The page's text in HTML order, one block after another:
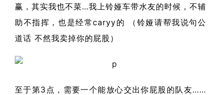
赢，其实我也不菜…我上铃娅车带水友的时候，不辅
助不指挥，也是经常caryy的 （铃娅请帮我说句公
道话 不然我卖掉你的屁股）
至于第3点，需要一个能放心交出你屁股的队友……